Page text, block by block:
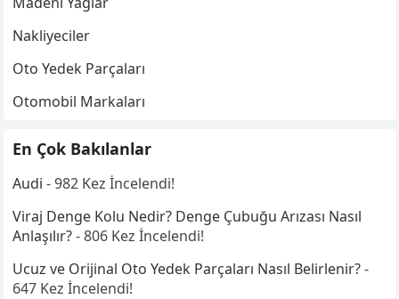
Nakliyeciler
Oto Yedek Parçaları
Otomobil Markaları
En Çok Bakılanlar
Audi - 982 Kez İncelendi!
Viraj Denge Kolu Nedir? Denge Çubuğu Arızası Nasıl
Anlaşılır?- 806 Kez İncelendi!
Ucuz ve Orijinal Oto Yedek Parçaları Nasıl Belirlenir?-
647 Kez İncelendi!